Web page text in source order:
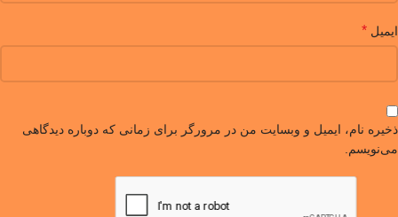
ایمیل *
ذخیره نام، ایمیل و وبسایت من در مرورگر برای زمانی که دوباره دیدگاهی
می‌نویسم.